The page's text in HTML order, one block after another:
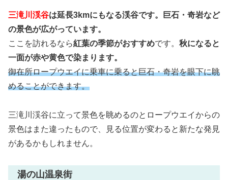
三滝川渓谷は延長3kmにもなる渓谷です。巨石・奇岩など
の景色が広がっています。
ここを訪れるなら紅葉の季節がおすすめです。 秋になると
一面が赤や黄色で染まります。
御在所ロープウエイに乗車に乗ると巨石・奇岩を眼下に眺
めることができます。
三滝川渓谷に立って景色を眺めるのとロープウエイからの
景色はまた違ったもので、見る位置が変わると新たな発見
があるかもしれません。
湯の山温泉街